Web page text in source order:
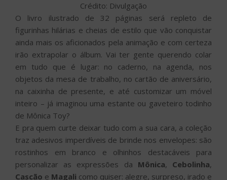
Crédito: Divulgação
O livro ilustrado de 32 páginas será repleto de
figurinhas hilárias e cheias de estilo que vão conquistar
ainda mais os aficionados pela animação e com certeza
irão extrapolar o álbum. Vai ter gente querendo colar
em tudo que é lugar: no caderno, na agenda, nos
objetos da mesa de trabalho, no cartão de aniversário,
na caixinha de presente, e até customizar um móvel
inteiro – já imaginou uma estante ou gaveteiro todinho
de Mônica Toy?
E pra quem curte deixar tudo com a sua cara, a coleção
traz adesivos imperdíveis de brinde nos envelopes: são
rostinhos em branco e olhinhos destacáveis para
personalizar as expressões da Mônica, Cebolinha,
Cascão e Magali como quiser: alegre, surpreso, irado e